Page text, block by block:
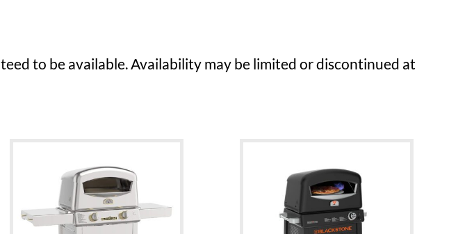
to be available. Availability may be limited or discontinued at